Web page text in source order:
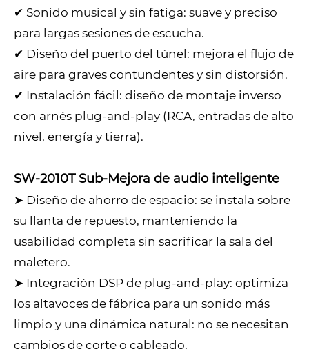
✔ Sonido musical y sin fatiga: suave y preciso
para largas sesiones de escucha.
✔ Diseño del puerto del túnel: mejora el flujo de
aire para graves contundentes y sin distorsión.
✔ Instalación fácil: diseño de montaje inverso
con arnés plug-and-play (RCA, entradas de alto
nivel, energía y tierra).
SW-2010T Sub-Mejora de audio inteligente
➤ Diseño de ahorro de espacio: se instala sobre
su llanta de repuesto, manteniendo la
usabilidad completa sin sacrificar la sala del
maletero.
➤ Integración DSP de plug-and-play: optimiza
los altavoces de fábrica para un sonido más
limpio y una dinámica natural: no se necesitan
cambios de corte o cableado.